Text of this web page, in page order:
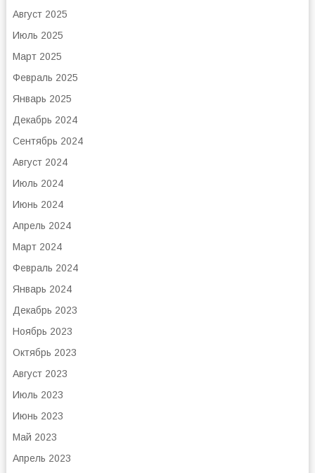
Август 2025
Июль 2025
Март 2025
Февраль 2025
Январь 2025
Декабрь 2024
Сентябрь 2024
Август 2024
Июль 2024
Июнь 2024
Апрель 2024
Март 2024
Февраль 2024
Январь 2024
Декабрь 2023
Ноябрь 2023
Октябрь 2023
Август 2023
Июль 2023
Июнь 2023
Май 2023
Апрель 2023